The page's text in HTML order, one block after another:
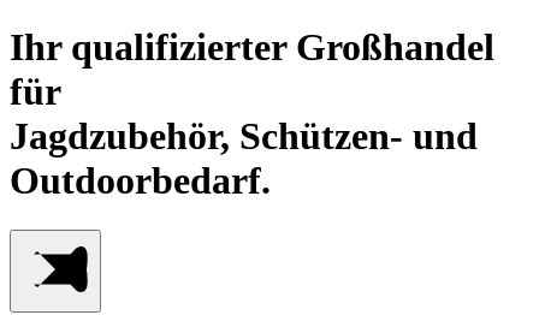
Ihr qualifizierter Großhandel
für
Jagdzubehör, Schützen- und
Outdoorbedarf.